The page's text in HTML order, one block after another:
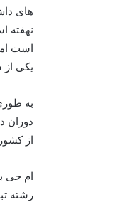
های
نهفته
است
یکی از
به
دوران
از
ام جی
رشته